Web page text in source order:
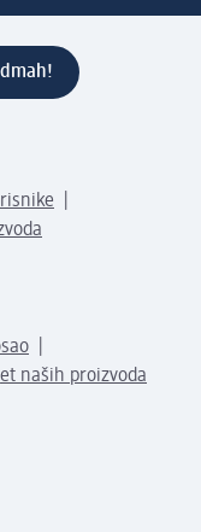
naših proizvoda